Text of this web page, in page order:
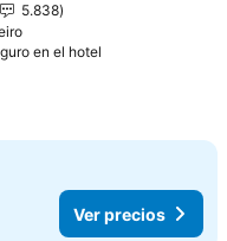
5.838
en el hotel
Ver precios